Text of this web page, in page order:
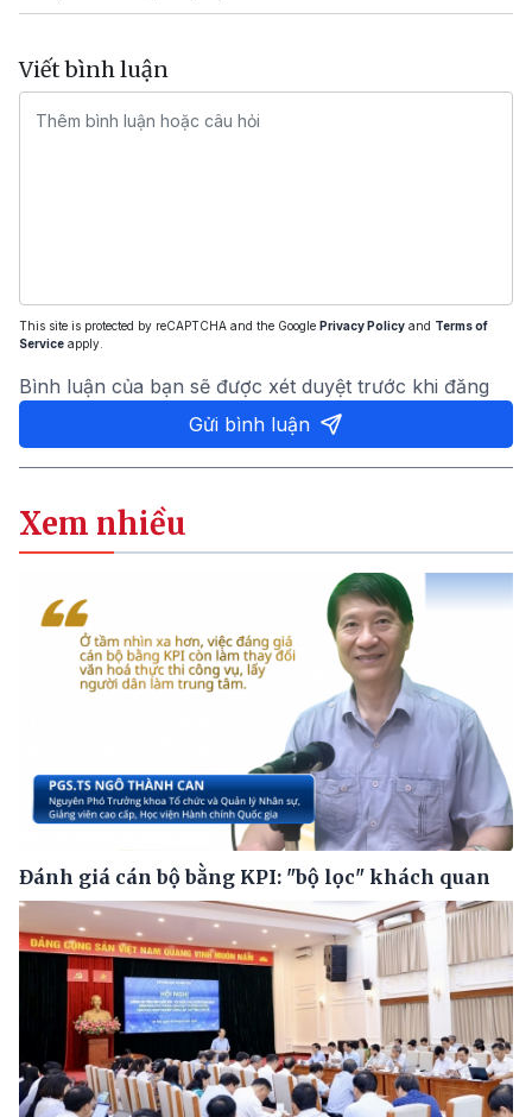
Viết bình luận
This site is protected by reCAPTCHA and the Google Privacy Policy and Terms of
Service apply.
Bình luận của bạn sẽ được xét duyệt trước khi đăng
Gửi bình luận
Xem nhiều
Đánh giá cán bộ bằng KPI: "bộ lọc" khách quan